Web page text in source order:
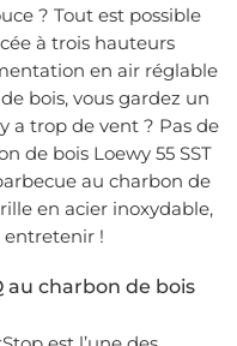
? Tout est possible
à trois hauteurs
en air réglable
bois, vous gardez un
a trop de vent ? Pas de
de bois Loewy 55 SST
au charbon de
en acier inoxydable,
!
charbon de bois